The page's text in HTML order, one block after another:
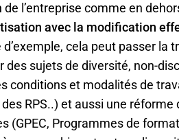
l’entreprise comme en
avec la modification
d’exemple, cela peut passer la
sujets de diversité, non-
conditions et modalités de
RPS..) et aussi une réforme
(GPEC, Programmes de